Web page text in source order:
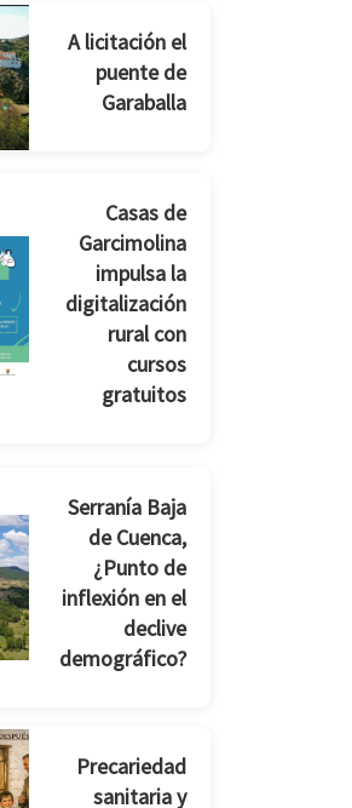
A licitación el
puente de
Garaballa
Casas de
Garcimolina
impulsa la
digitalización
rural con
cursos
gratuitos
Serranía Baja
de Cuenca,
¿Punto de
inflexión en el
declive
demográfico?
Precariedad
sanitaria y